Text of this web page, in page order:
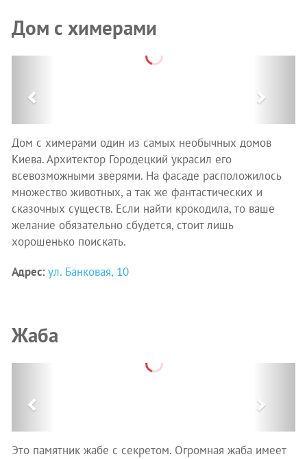
Дом с химерами
Дом с химерами один из самых необычных домов
Киева. Архитектор Городецкий украсил его
всевозможными зверями. На фасаде расположилось
множество животных, а так же фантастических и
сказочных существ. Если найти крокодила, то ваше
желание обязательно сбудется, стоит лишь
хорошенько поискать.
Адрес: ул. Банковая, 10
Жаба
Это памятник жабе с секретом. Огромная жаба имеет